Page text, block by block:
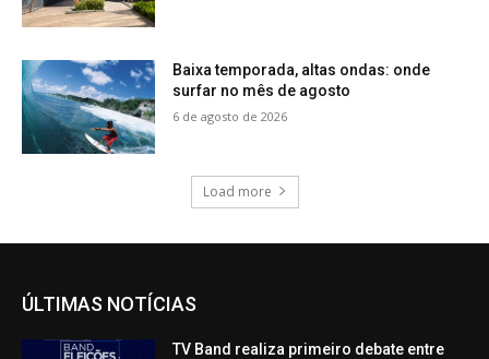
Baixa temporada, altas ondas: onde
surfar no mês de agosto
6 de agosto de 2026
Load more
ÚLTIMAS NOTÍCIAS
TV Band realiza primeiro debate entre